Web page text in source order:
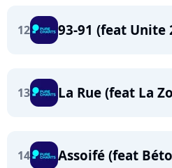
12 93-91 (feat Unite
13 La Rue (feat La
14 Assoifé (feat